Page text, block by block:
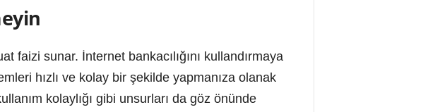
faizi sunar. İnternet bankacılığını kullandırmaya
hızlı ve kolay bir şekilde yapmanıza olanak
kolaylığı gibi unsurları da göz önünde